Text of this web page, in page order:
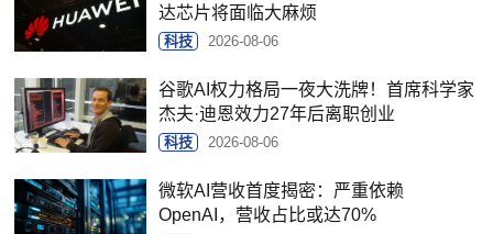
达芯片将面临大麻烦
科技 2026-08-06
谷歌AI权力格局一夜大洗牌！首席科学家
杰夫·迪恩效力27年后离职创业
科技 2026-08-06
微软AI营收首度揭密：严重依赖
OpenAI，营收占比或达70%